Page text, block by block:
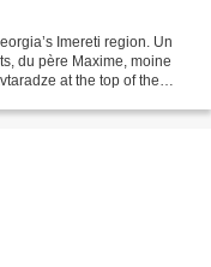
Imereti region. Un
du père Maxime, moine
at the top of the